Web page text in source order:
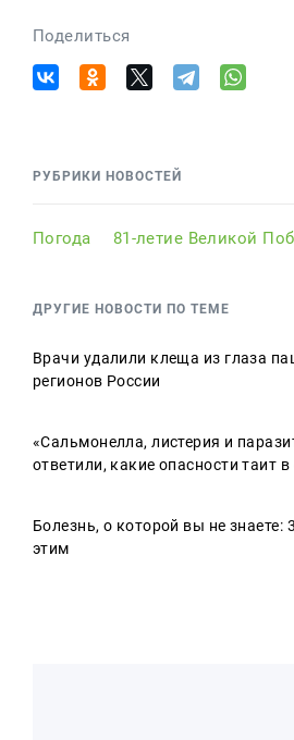
Поделиться
РУБРИКИ НОВОСТЕЙ
Погода 81-летие Великой
ДРУГИЕ НОВОСТИ ПО ТЕМЕ
Врачи удалили клеща из глаза
регионов России
«Сальмонелла, листерия и
ответили, какие опасности таит в
Болезнь, о которой вы не знаете:
этим